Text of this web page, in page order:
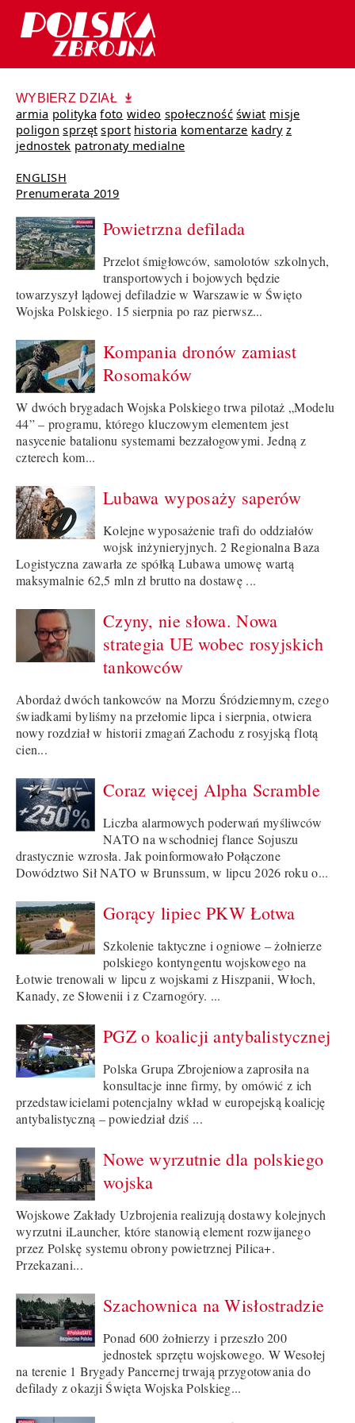
WYBIERZ DZIAŁ
armia polityka foto wideo społeczność świat misje
poligon sprzęt sport historia komentarze kadry z
jednostek patronaty medialne
ENGLISH
Prenumerata 2019
Powietrzna defilada
Przelot śmigłowców, samolotów szkolnych,
transportowych i bojowych będzie
towarzyszył lądowej defiladzie w Warszawie w Święto
Wojska Polskiego. 15 sierpnia po raz pierwsz...
Kompania dronów zamiast
Rosomaków
W dwóch brygadach Wojska Polskiego trwa pilotaż „Modelu
44” – programu, którego kluczowym elementem jest
nasycenie batalionu systemami bezzałogowymi. Jedną z
czterech kom...
Lubawa wyposaży saperów
Kolejne wyposażenie trafi do oddziałów
wojsk inżynieryjnych. 2 Regionalna Baza
Logistyczna zawarła ze spółką Lubawa umowę wartą
maksymalnie 62,5 mln zł brutto na dostawę ...
Czyny, nie słowa. Nowa
strategia UE wobec rosyjskich
tankowców
Abordaż dwóch tankowców na Morzu Śródziemnym, czego
świadkami byliśmy na przełomie lipca i sierpnia, otwiera
nowy rozdział w historii zmagań Zachodu z rosyjską flotą
cien...
Coraz więcej Alpha Scramble
Liczba alarmowych poderwań myśliwców
NATO na wschodniej flance Sojuszu
drastycznie wzrosła. Jak poinformowało Połączone
Dowództwo Sił NATO w Brunssum, w lipcu 2026 roku o...
Gorący lipiec PKW Łotwa
Szkolenie taktyczne i ogniowe – żołnierze
polskiego kontyngentu wojskowego na
Łotwie trenowali w lipcu z wojskami z Hiszpanii, Włoch,
Kanady, ze Słowenii i z Czarnogóry. ...
PGZ o koalicji antybalistycznej
Polska Grupa Zbrojeniowa zaprosiła na
konsultacje inne firmy, by omówić z ich
przedstawicielami potencjalny wkład w europejską koalicję
antybalistyczną – powiedział dziś ...
Nowe wyrzutnie dla polskiego
wojska
Wojskowe Zakłady Uzbrojenia realizują dostawy kolejnych
wyrzutni iLauncher, które stanowią element rozwijanego
przez Polskę systemu obrony powietrznej Pilica+.
Przekazani...
Szachownica na Wisłostradzie
Ponad 600 żołnierzy i przeszło 200
jednostek sprzętu wojskowego. W Wesołej
na terenie 1 Brygady Pancernej trwają przygotowania do
defilady z okazji Święta Wojska Polskieg...